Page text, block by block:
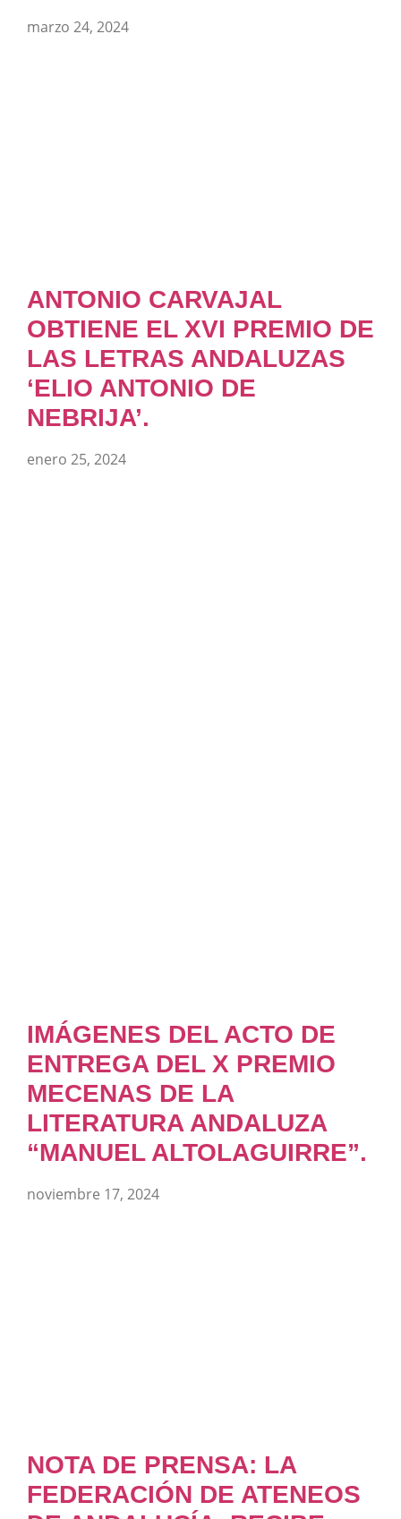
marzo 24, 2024
ANTONIO CARVAJAL
OBTIENE EL XVI PREMIO DE
LAS LETRAS ANDALUZAS
‘ELIO ANTONIO DE
NEBRIJA’.
enero 25, 2024
IMÁGENES DEL ACTO DE
ENTREGA DEL X PREMIO
MECENAS DE LA
LITERATURA ANDALUZA
“MANUEL ALTOLAGUIRRE”.
noviembre 17, 2024
NOTA DE PRENSA: LA
FEDERACIÓN DE ATENEOS